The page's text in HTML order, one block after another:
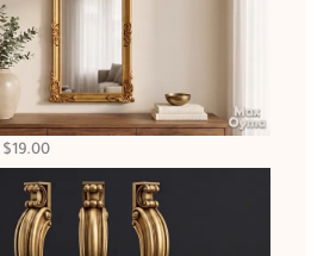
$ 19.00